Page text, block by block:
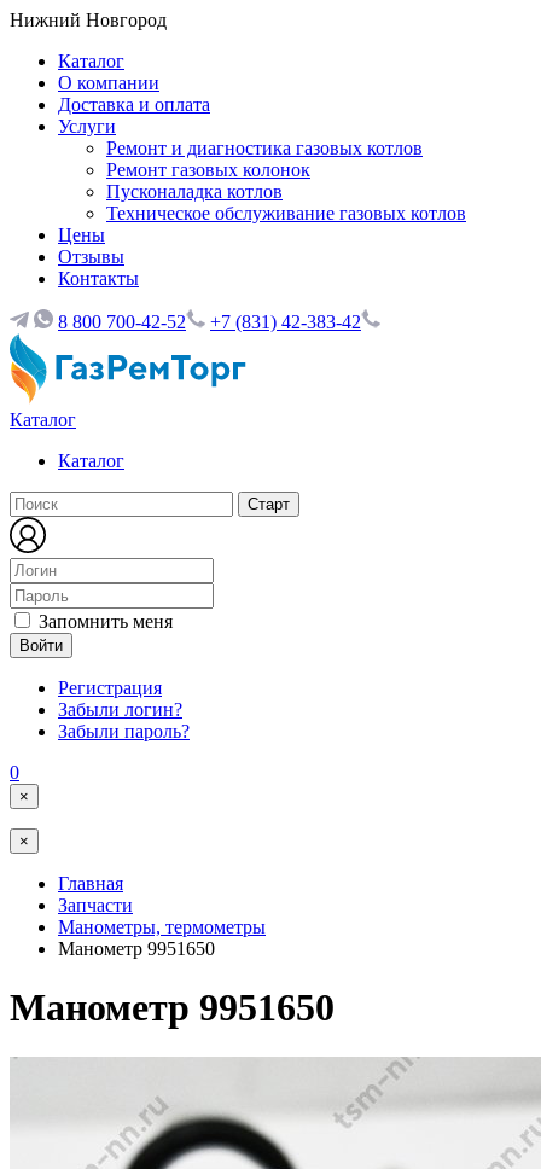
Нижний Новгород
Каталог
О компании
Доставка и оплата
Услуги
Ремонт и диагностика газовых котлов
Ремонт газовых колонок
Пусконаладка котлов
Техническое обслуживание газовых котлов
Цены
Отзывы
Контакты
8 800 700-42-52 +7 (831) 42-383-42
Каталог
Каталог
Запомнить меня
Войти
Регистрация
Забыли логин?
Забыли пароль?
0
×
×
Главная
Запчасти
Манометры, термометры
Манометр 9951650
Манометр 9951650